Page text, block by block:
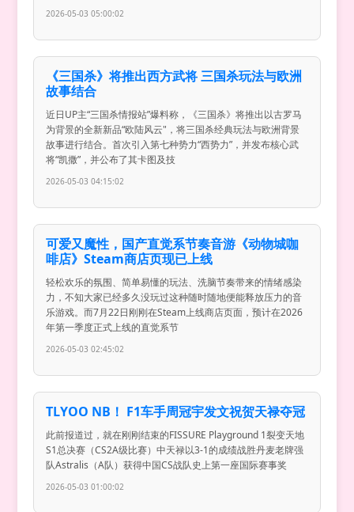
2026-05-03 05:00:02
《三国杀》将推出西方武将 三国杀玩法与欧洲
故事结合
近日UP主“三国杀情报站”爆料称，《三国杀》将推出以古罗马
为背景的全新新品“欧陆风云"，将三国杀经典玩法与欧洲背景
故事进行结合。首次引入第七种势力“西势力”，并发布核心武
将“凯撒”，并公布了其卡图及技
2026-05-03 04:15:02
可爱又魔性，国产直觉系节奏音游《动物城咖
啡店》Steam商店页现已上线
轻松欢乐的氛围、简单易懂的玩法、洗脑节奏带来的情绪感染
力，不知大家已经多久没玩过这种随时随地便能释放压力的音
乐游戏。而7月22日刚刚在Steam上线商店页面，预计在2026
年第一季度正式上线的直觉系节
2026-05-03 02:45:02
TLYOO NB！ F1车手周冠宇发文祝贺天禄夺冠
此前报道过，就在刚刚结束的FISSURE Playground 1裂变天地
S1总决赛（CS2A级比赛）中天禄以3-1的成绩战胜丹麦老牌强
队Astralis（A队）获得中国CS战队史上第一座国际赛事奖
2026-05-03 01:00:02